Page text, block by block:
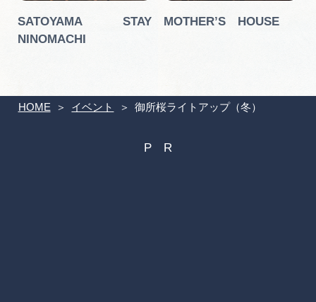
HOME イベント 御所桜ライトアップ（冬）
SATOYAMA STAY
NINOMACHI
MOTHER’S HOUSE